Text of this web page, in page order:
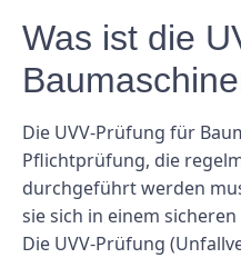
Was ist die
Die UVV-Prüfung für
Pflichtprüfung, die
durchgeführt werden
sie sich in einem
Die UVV-Prüfung